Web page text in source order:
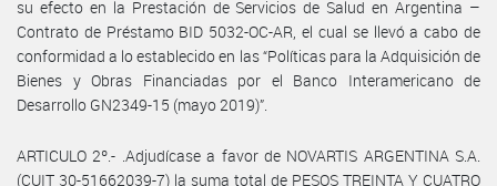
su efecto en la Prestación de Servicios de Salud en Argentina –
Contrato de Préstamo BID 5032-OC-AR, el cual se llevó a cabo de
conformidad a lo establecido en las “Políticas para la Adquisición de
Bienes y Obras Financiadas por el Banco Interamericano de
Desarrollo GN2349-15 (mayo 2019)”.
ARTICULO 2º.- .Adjudícase a favor de NOVARTIS ARGENTINA S.A.
(CUIT 30-51662039-7) la suma total de PESOS TREINTA Y CUATRO